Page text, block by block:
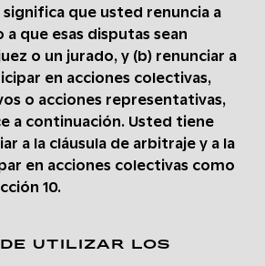
que usted renuncia a
que esas disputas sean
o un jurado, y (b) renunciar a
en acciones colectivas,
o acciones representativas,
a continuación. Usted tiene
a la cláusula de arbitraje y a la
en acciones colectivas como
10.
UTILIZAR LOS